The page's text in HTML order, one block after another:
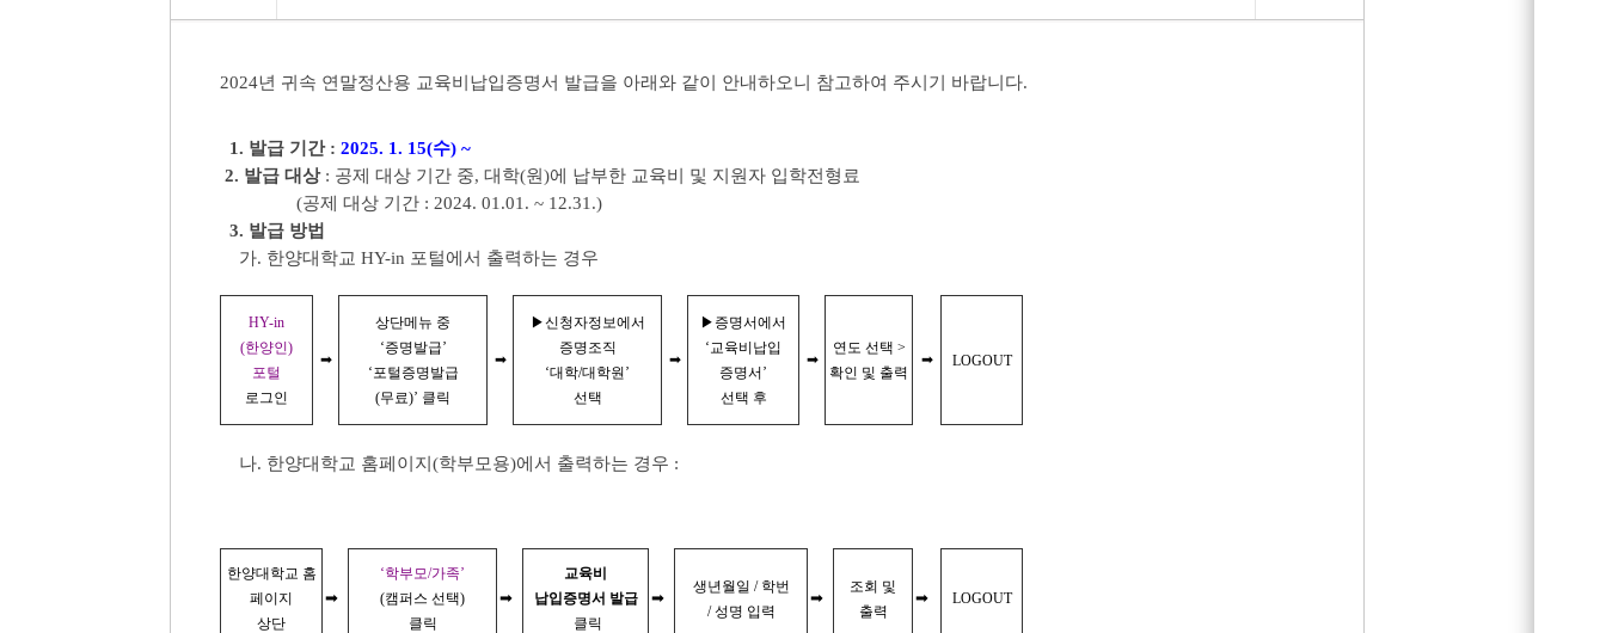
2024년 귀속 연말정산용 교육비납입증명서 발급을 아래와 같이 안내하오니 참고하여 주시기 바랍니다.
1. 발급 기간 : 2025. 1. 15(수) ~
2. 발급 대상: 공제 대상 기간 중, 대학(원)에 납부한 교육비 및 지원자 입학전형료
(공제 대상 기간 : 2024. 01.01. ~ 12.31.)
3. 발급 방법
가. 한양대학교 HY-in 포털에서 출력하는 경우
HY-in
(한양인)
포털
로그인
➡
상단메뉴 중
‘증명발급’
‘포털증명발급
(무료)’ 클릭
➡
▶신청자정보에서
증명조직
‘대학/대학원’
선택
➡
▶증명서에서
‘교육비납입
증명서’
선택 후
➡
연도 선택 >
확인 및 출력
➡ LOGOUT
나. 한양대학교 홈페이지(학부모용)에서 출력하는 경우 :
한양대학교 홈
페이지
상단
➡
‘학부모/가족’
(캠퍼스 선택)
클릭
➡
교육비
납입증명서 발급
클릭
➡
생년월일 / 학번
/ 성명 입력
➡
조회 및
출력
➡ LOGOUT